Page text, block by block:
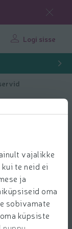
vajalikke
te neid ei
ja
oma
sobivamate
küpsiste
Logi sisse